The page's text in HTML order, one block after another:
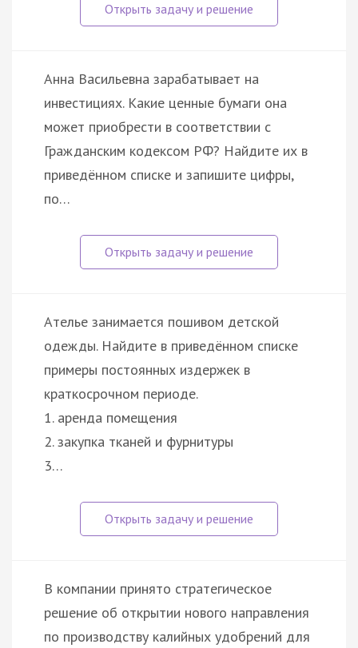
Анна Васильевна зарабатывает на
инвестициях. Какие ценные бумаги она
может приобрести в соответствии с
Гражданским кодексом РФ? Найдите их в
приведённом списке и запишите цифры,
по…
Ателье занимается пошивом детской
одежды. Найдите в приведённом списке
примеры постоянных издержек в
краткосрочном периоде.
1. аренда помещения
2. закупка тканей и фурнитуры
3…
В компании принято стратегическое
решение об открытии нового направления
по производству калийных удобрений для